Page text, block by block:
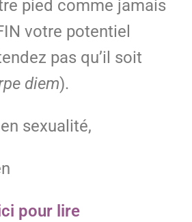
pied comme jamais
votre potentiel
pas qu’il soit
diem).
sexualité,
pour lire